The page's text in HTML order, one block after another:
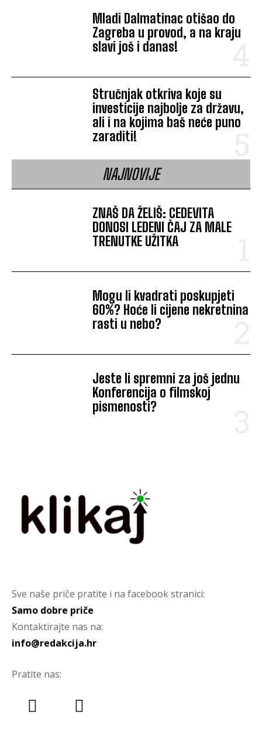
Mladi Dalmatinac otišao do
Zagreba u provod, a na kraju
slavi još i danas!
Stručnjak otkriva koje su
investicije najbolje za državu,
ali i na kojima baš neće puno
zaraditi!
NAJNOVIJE
ZNAŠ DA ŽELIŠ: CEDEVITA
DONOSI LEDENI ČAJ ZA MALE
TRENUTKE UŽITKA
Mogu li kvadrati poskupjeti
60%? Hoće li cijene nekretnina
rasti u nebo?
Jeste li spremni za još jednu
Konferencija o filmskoj
pismenosti?
Sve naše priče pratite i na facebook stranici:
Samo dobre priče
Kontaktirajte nas na:
info@redakcija.hr
Pratite nas: